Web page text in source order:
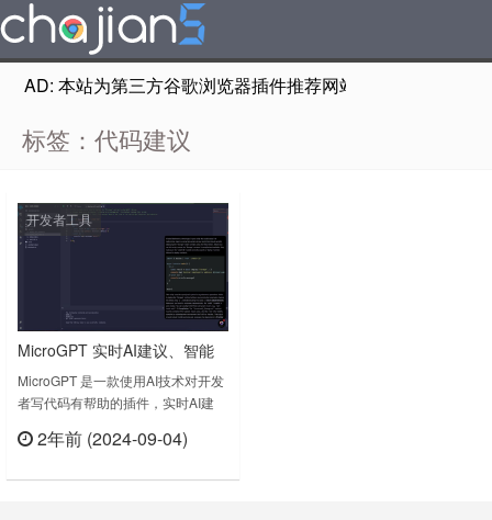
AD: 本站为第三方谷歌浏览器插件推荐网站，非Google
标签：代码建议
开发者工具
MicroGPT 实时AI建议、智能
调试和即时文档支持来提升编
码水平
MicroGPT 是一款使用AI技术对开发
者写代码有帮助的插件，实时AI建
编码水平。通过利用先进人工智能的
2年前 (2024-09-04)